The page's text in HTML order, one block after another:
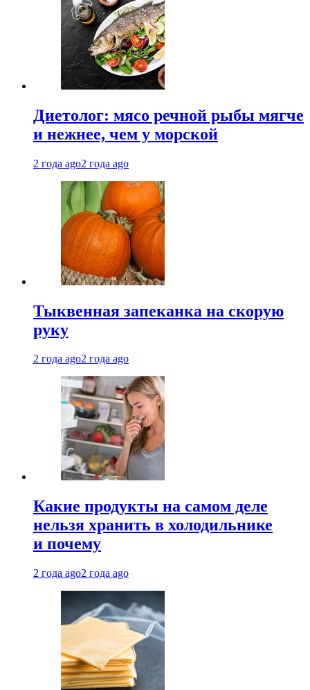
Диетолог: мясо речной рыбы мягче
и нежнее, чем у морской
2 года ago2 года ago
Тыквенная запеканка на скорую
руку
2 года ago2 года ago
Какие продукты на самом деле
нельзя хранить в холодильнике
и почему
2 года ago2 года ago